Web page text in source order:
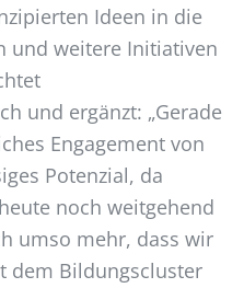
Ideen in die
und weitere Initiativen
und ergänzt: „Gerade
Engagement von
Potenzial, da
noch weitgehend
umso mehr, dass wir
dem Bildungscluster